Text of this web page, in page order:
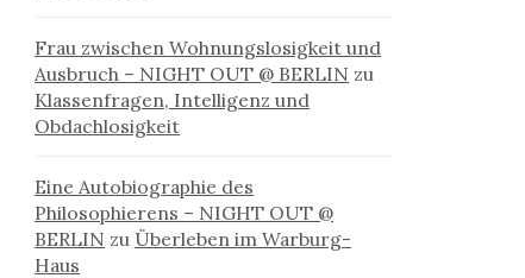
Frau zwischen Wohnungslosigkeit und
Ausbruch – NIGHT OUT @ BERLIN zu
Klassenfragen, Intelligenz und
Obdachlosigkeit
Eine Autobiographie des
Philosophierens – NIGHT OUT @
BERLIN zu Überleben im Warburg-
Haus